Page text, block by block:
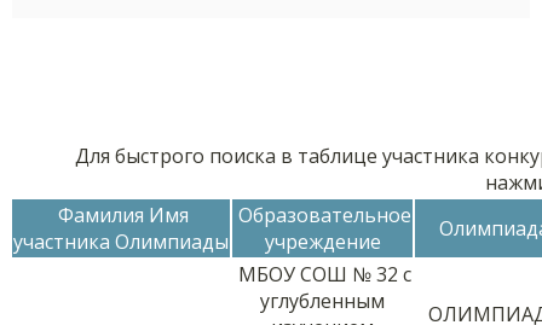
Для быстрого поиска в таблице участника
Фамилия Имя
участника Олимпиады
Образовательное
учреждение
МБОУ СОШ № 32 с
углубленным